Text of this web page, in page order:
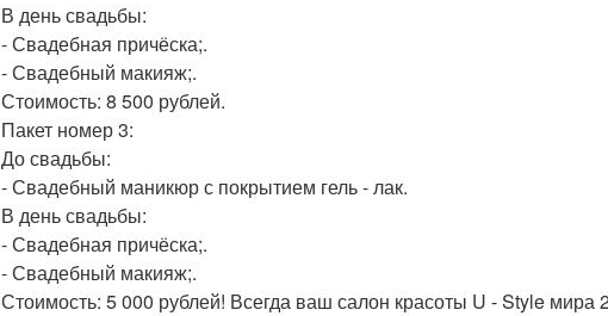
В день свадьбы:
- Свадебная причёска;.
- Свадебный макияж;.
Стоимость: 8 500 рублей.
Пакет номер 3:
До свадьбы:
- Свадебный маникюр с покрытием гель - лак.
В день свадьбы:
- Свадебная причёска;.
- Свадебный макияж;.
Стоимость: 5 000 рублей! Всегда ваш салон красоты U - Style мира